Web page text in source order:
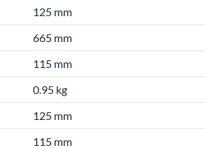
125 mm
665 mm
115 mm
0.95 kg
125 mm
115 mm